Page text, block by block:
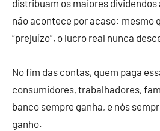
distribuam os maiores
não acontece por acaso: mesmo
“prejuízo”, o lucro real nunca
No fim das contas, quem paga
consumidores, trabalhadores,
banco sempre ganha, e nós
ganho.